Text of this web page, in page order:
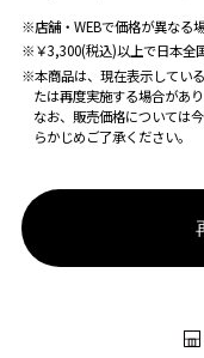
※店舗・WEBで価格が異なる
※￥3,300(税込)以上で日本全
※本商品は、現在表示してい
たは再度実施する場合があり
なお、販売価格については
らかじめご了承ください。